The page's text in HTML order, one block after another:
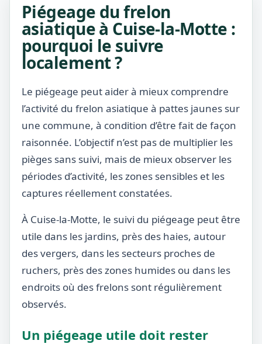
Piégeage du frelon
asiatique à Cuise-la-Motte :
pourquoi le suivre
localement ?
Le piégeage peut aider à mieux comprendre
l’activité du frelon asiatique à pattes jaunes sur
une commune, à condition d’être fait de façon
raisonnée. L’objectif n’est pas de multiplier les
pièges sans suivi, mais de mieux observer les
périodes d’activité, les zones sensibles et les
captures réellement constatées.
À Cuise-la-Motte, le suivi du piégeage peut être
utile dans les jardins, près des haies, autour
des vergers, dans les secteurs proches de
ruchers, près des zones humides ou dans les
endroits où des frelons sont régulièrement
observés.
Un piégeage utile doit rester